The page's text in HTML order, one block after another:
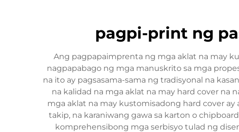
pagpi-print ng
Ang pagpapaimprenta ng mga aklat na may
nagpapabago ng mga manuskrito sa mga
na ito ay pagsasama-sama ng tradisyonal na
na kalidad na mga aklat na may hard cover
mga aklat na may kustomisadong hard cover
takip, na karaniwang gawa sa karton o
komprehensibong mga serbisyo tulad ng